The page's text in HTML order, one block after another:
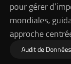
pour gérer
mondiales,
approche
Audit de Données